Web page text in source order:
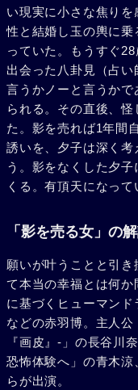
い現実に小さな焦り
性と結婚し玉の輿に
っていた。もうすぐ
出会った八卦見（占
言うかノーと言うか
られる。その直後、
た。影を売れば1年間
誘いを、夕子は深く考
う。影をなくした夕
くる。有頂天になっ
「影を売る女」の
願いが叶うことと引
て本当の幸福とは何
に基づくヒューマンド
などの赤羽博。主人
『画皮』-」の長谷川
恐怖体験へ」の青木
らが出演。